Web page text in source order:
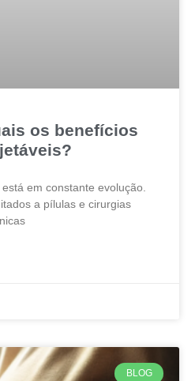
os benefícios
em constante evolução.
a pílulas e cirurgias
BLOG